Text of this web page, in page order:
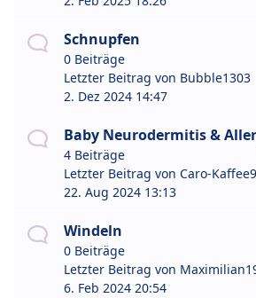
Schnupfen
0 Beiträge
Letzter Beitrag von Bubble1303
2. Dez 2024 14:47
Baby Neurodermitis &
4 Beiträge
Letzter Beitrag von Caro-
22. Aug 2024 13:13
Windeln
0 Beiträge
Letzter Beitrag von
6. Feb 2024 20:54